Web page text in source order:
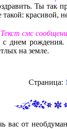
Ты так
такой:
смс
с днем
на земле.
Страница:
вас от